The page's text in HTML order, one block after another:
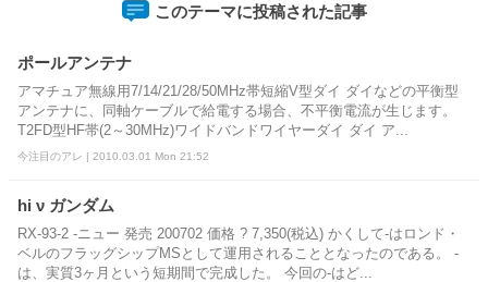
このテーマに投稿された記事
ポールアンテナ
アマチュア無線用7/14/21/28/50MHz帯短縮V型ダイ ダイなどの平衡型
アンテナに、同軸ケーブルで給電する場合、不平衡電流が生じます。
T2FD型HF帯(2～30MHz)ワイドバンドワイヤーダイ ダイ ア...
今注目のアレ | 2010.03.01 Mon 21:52
hi ν ガンダム
RX-93-2 -ニュー 発売 200702 価格 ? 7,350(税込) かくして-はロンド・
ベルのフラッグシップMSとして運用されることとなったのである。 -
は、実質3ヶ月という短期間で完成した。 今回の-はど...